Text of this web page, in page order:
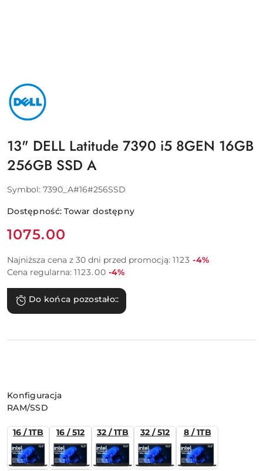
NAZWA
PRODUCENTA:
DELL
13" DELL Latitude 7390 i5 8GEN 16GB
256GB SSD A
Symbol: 7390_A#16#256SSD
Dostępność:Towar dostępny
Cena:
1075.00
Najniższa cena z 30 dni przed promocją: 1123 Rabat:
-4%
Cena regularna: 1123.00 Rabat:
-4%
Do końca pozostało::
Wariant
Konfiguracja
RAM/SSD
16 / 1TB 16 / 512 32 / 1TB 32 / 512 8 / 1TB